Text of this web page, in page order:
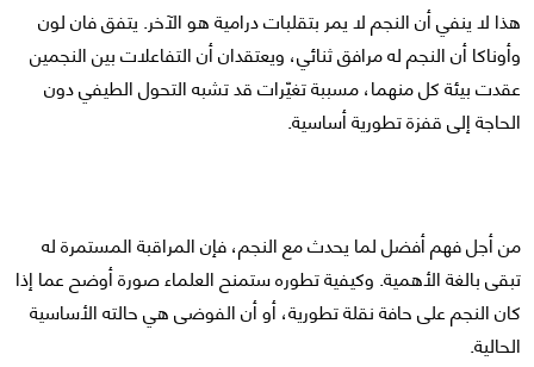
هذا لا ينفي أن النجم لا يمر بتقلبات درامية هو الآخر. يتفق فان لون
وأوناكا أن النجم له مرافق ثنائي، ويعتقدان أن التفاعلات بين النجمين
عقدت بيئة كل منهما، مسببة تغيّرات قد تشبه التحول الطيفي دون
الحاجة إلى قفزة تطورية أساسية.
من أجل فهم أفضل لما يحدث مع النجم، فإن المراقبة المستمرة له
تبقى بالغة الأهمية. وكيفية تطوره ستمنح العلماء صورة أوضح عما إذا
كان النجم على حافة نقلة تطورية، أو أن الفوضى هي حالته الأساسية
الحالية.